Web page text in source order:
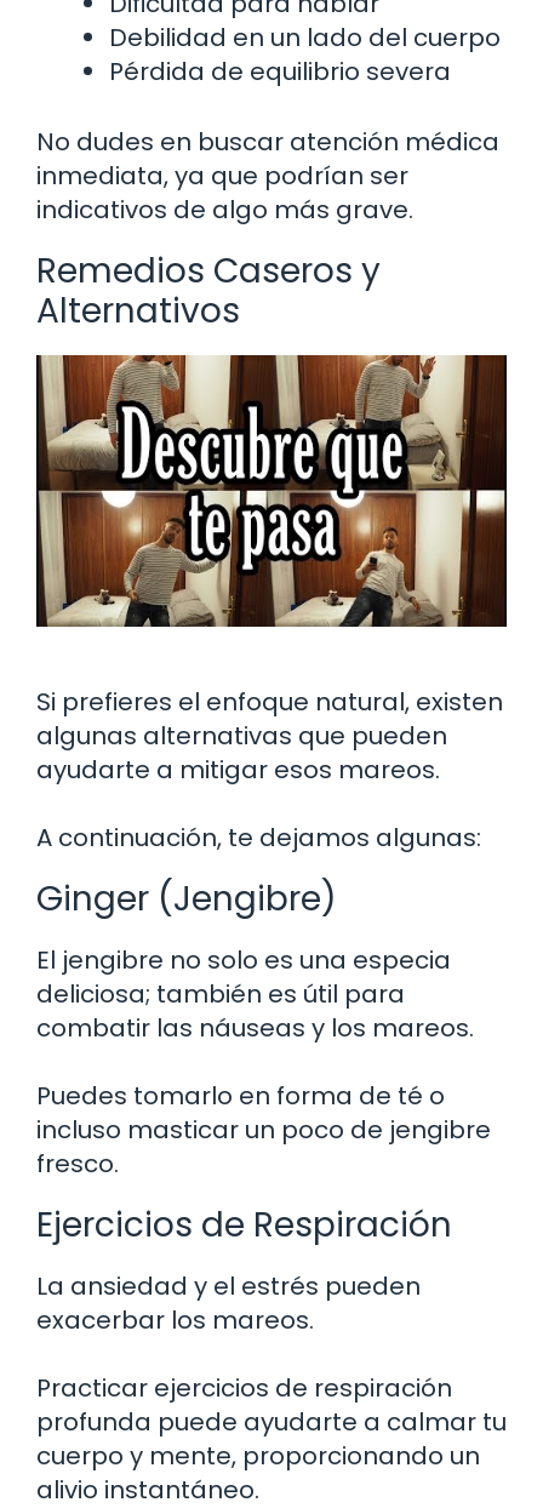
Debilidad en un lado del cuerpo
Pérdida de equilibrio severa
No dudes en buscar atención médica
inmediata, ya que podrían ser
indicativos de algo más grave.
Remedios Caseros y
Alternativos
Si prefieres el enfoque natural, existen
algunas alternativas que pueden
ayudarte a mitigar esos mareos.
A continuación, te dejamos algunas:
Ginger (Jengibre)
El jengibre no solo es una especia
deliciosa; también es útil para
combatir las náuseas y los mareos.
Puedes tomarlo en forma de té o
incluso masticar un poco de jengibre
fresco.
Ejercicios de Respiración
La ansiedad y el estrés pueden
exacerbar los mareos.
Practicar ejercicios de respiración
profunda puede ayudarte a calmar tu
cuerpo y mente, proporcionando un
alivio instantáneo.